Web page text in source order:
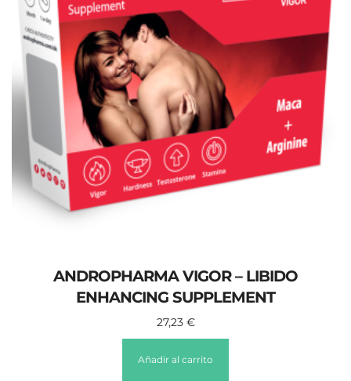
ANDROPHARMA VIGOR – LIBIDO
ENHANCING SUPPLEMENT
27,23 €
Añadir al carrito